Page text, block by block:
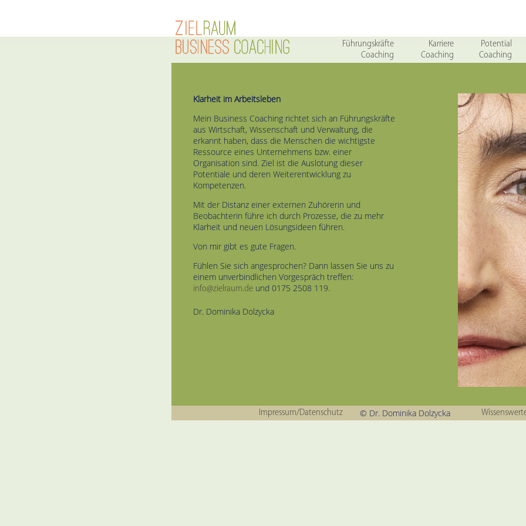
Führungskräfte
Coaching
Karriere
Coaching
Potential
Coaching
Klarheit im Arbeitsleben
Mein Business Coaching richtet sich an Führungskräfte
aus Wirtschaft, Wissenschaft und Verwaltung, die
erkannt haben, dass die Menschen die wichtigste
Ressource eines Unternehmens bzw. einer
Organisation sind. Ziel ist die Auslotung dieser
Potentiale und deren Weiterentwicklung zu
Kompetenzen.
Mit der Distanz einer externen Zuhörerin und
Beobachterin führe ich durch Prozesse, die zu mehr
Klarheit und neuen Lösungsideen führen.
Von mir gibt es gute Fragen.
Fühlen Sie sich angesprochen? Dann lassen Sie uns zu
einem unverbindlichen Vorgespräch treffen:
info@zielraum.de und 0175 2508 119.
Dr. Dominika Dolzycka
Impressum/Datenschutz © Dr. Dominika Dolzycka